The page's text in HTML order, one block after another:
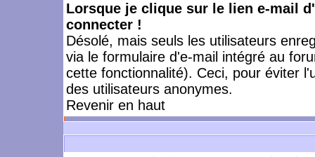
Lorsque je clique sur le lien e-mail
connecter !
Désolé, mais seuls les utilisateurs
via le formulaire d'e-mail intégré au
cette fonctionnalité). Ceci, pour éviter
des utilisateurs anonymes.
Revenir en haut